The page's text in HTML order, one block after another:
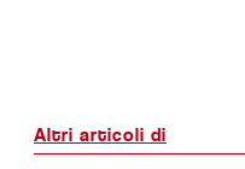
Altri articoli di